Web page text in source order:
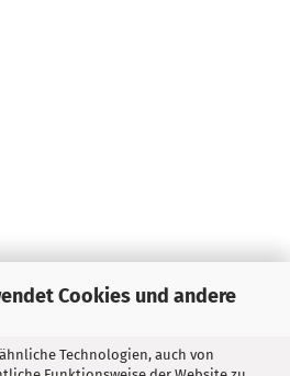
Cookies und andere
Technologien, auch von